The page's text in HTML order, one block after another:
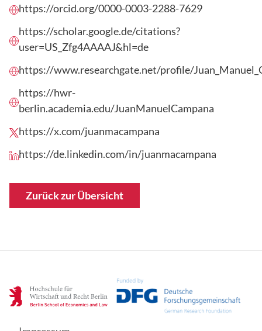
https://orcid.org/0000-0003-2288-7629
https://scholar.google.de/citations?
user=US_Zfg4AAAAJ&hl=de
https://www.researchgate.net/profile/
https://hwr-
berlin.academia.edu/JuanManuelCampana
https://x.com/juanmacampana
https://de.linkedin.com/in/juanmacampana
Zurück zur Übersicht